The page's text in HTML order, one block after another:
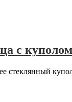
с куполом
стеклянный